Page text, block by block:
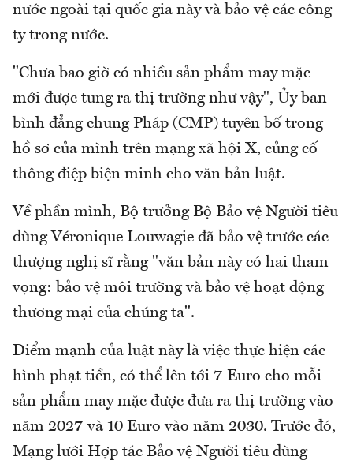
nước ngoài tại quốc gia này và bảo vệ các công
ty trong nước.
"Chưa bao giờ có nhiều sản phẩm may mặc
mới được tung ra thị trường như vậy", Ủy ban
bình đẳng chung Pháp (CMP) tuyên bố trong
hồ sơ của mình trên mạng xã hội X, củng cố
thông điệp biện minh cho văn bản luật.
Về phần mình, Bộ trưởng Bộ Bảo vệ Người tiêu
dùng Véronique Louwagie đã bảo vệ trước các
thượng nghị sĩ rằng "văn bản này có hai tham
vọng: bảo vệ môi trường và bảo vệ hoạt động
thương mại của chúng ta".
Điểm mạnh của luật này là việc thực hiện các
hình phạt tiền, có thể lên tới 7 Euro cho mỗi
sản phẩm may mặc được đưa ra thị trường vào
năm 2027 và 10 Euro vào năm 2030. Trước đó,
Mạng lưới Hợp tác Bảo vệ Người tiêu dùng